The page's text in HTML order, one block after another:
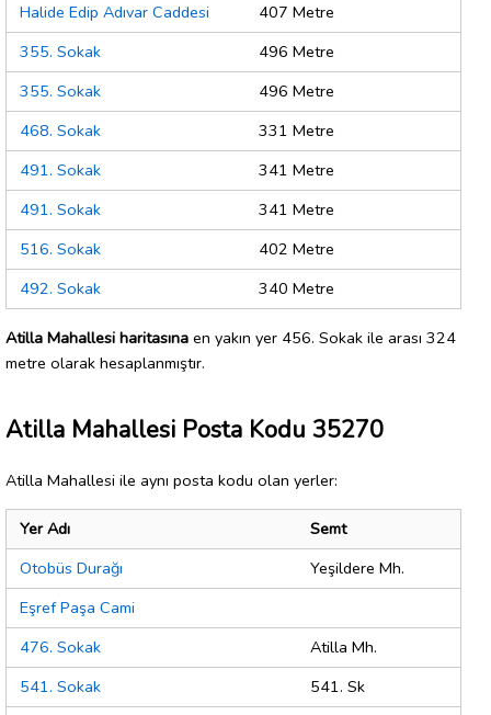
Halide Edip Adıvar Caddesi
407 Metre
355. Sokak
496 Metre
355. Sokak
496 Metre
468. Sokak
331 Metre
491. Sokak
341 Metre
491. Sokak
341 Metre
516. Sokak
402 Metre
492. Sokak
340 Metre
Atilla Mahallesi haritasına en yakın yer 456. Sokak ile arası 324
metre olarak hesaplanmıştır.
Atilla Mahallesi Posta Kodu 35270
Atilla Mahallesi ile aynı posta kodu olan yerler:
Yer Adı
Semt
Otobüs Durağı
Yeşildere Mh.
Eşref Paşa Cami
476. Sokak
Atilla Mh.
541. Sokak
541. Sk